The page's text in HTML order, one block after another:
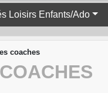
Loisirs Enfants/Ado
coaches